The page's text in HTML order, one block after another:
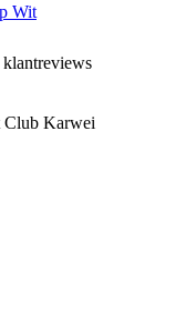
Wit
klantreviews
Club Karwei